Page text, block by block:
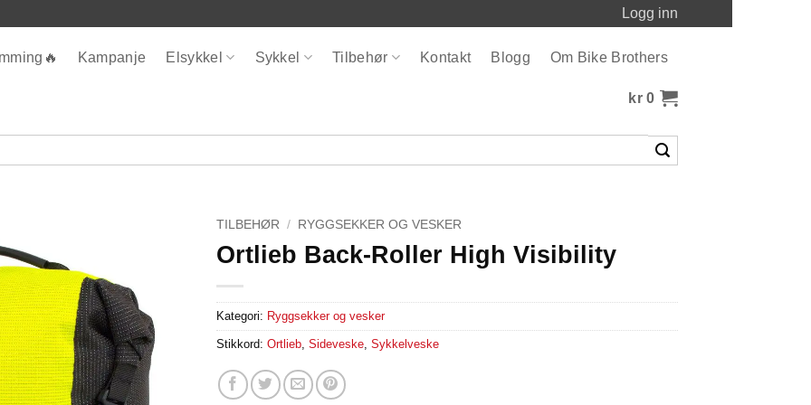
Logg inn
Kampanje Elsykkel Sykkel Tilbehør Kontakt Blogg Om Bike Brothers
kr 0
TILBEHØR / RYGGSEKKER OG VESKER
Ortlieb Back-Roller High Visibility
Kategori: Ryggsekker og vesker
Stikkord: Ortlieb Sideveske Sykkelveske